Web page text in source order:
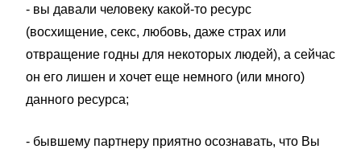
- вы давали человеку какой-то ресурс
(восхищение, секс, любовь, даже страх или
отвращение годны для некоторых людей), а сейчас
он его лишен и хочет еще немного (или много)
данного ресурса;
- бывшему партнеру приятно осознавать, что Вы